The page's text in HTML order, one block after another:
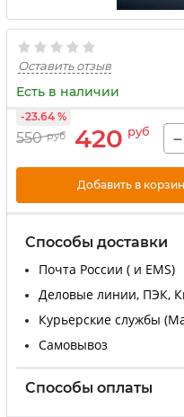
Оставить отзыв
Есть в наличии
550 руб 420 руб
-23.64 %
−
Добавить в
Способы доставки
Почта России ( и EMS)
Деловые линии, ПЭК,
Курьерские службы
Самовывоз
Способы оплаты